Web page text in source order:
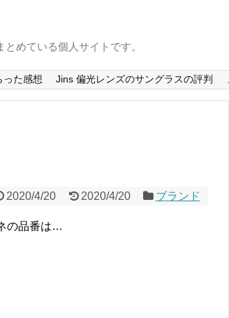
めている個人サイトです。
った感想 Jins 偏光レンズのサングラスの評判
2020/4/20 2020/4/20 ブランド
の品番は…